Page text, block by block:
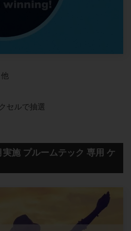
他
セルで抽選
施 プルームテック 専用 ケ